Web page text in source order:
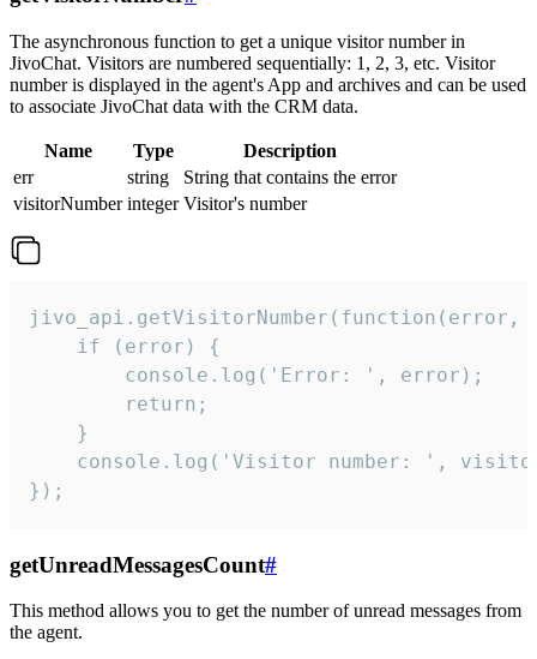
The asynchronous function to get a unique visitor number in
JivoChat. Visitors are numbered sequentially: 1, 2, 3, etc. Visitor
number is displayed in the agent's App and archives and can be used
to associate JivoChat data with the CRM data.
Name Type
Description
err
string
String that contains the error
visitorNumber integer Visitor's number
jivo_api.getVisitorNumber(function(error,
    if (error) {
        console.log('Error: ', error);
        return;
    }
console.log('Visitor number: ',
});
getUnreadMessagesCount#
This method allows you to get the number of unread messages from
the agent.